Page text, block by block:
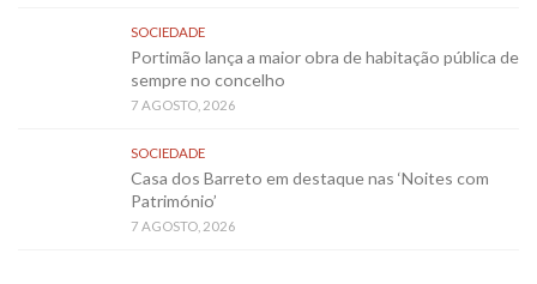
SOCIEDADE
Portimão lança a maior obra de habitação pública de
sempre no concelho
7 AGOSTO, 2026
SOCIEDADE
Casa dos Barreto em destaque nas ‘Noites com
Património’
7 AGOSTO, 2026